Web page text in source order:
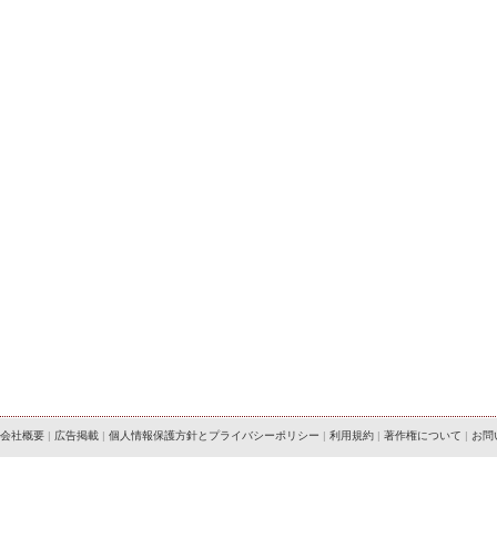
会社概要 | 広告掲載 | 個人情報保護方針とプライバシーポリシー | 利用規約 | 著作権について | お問